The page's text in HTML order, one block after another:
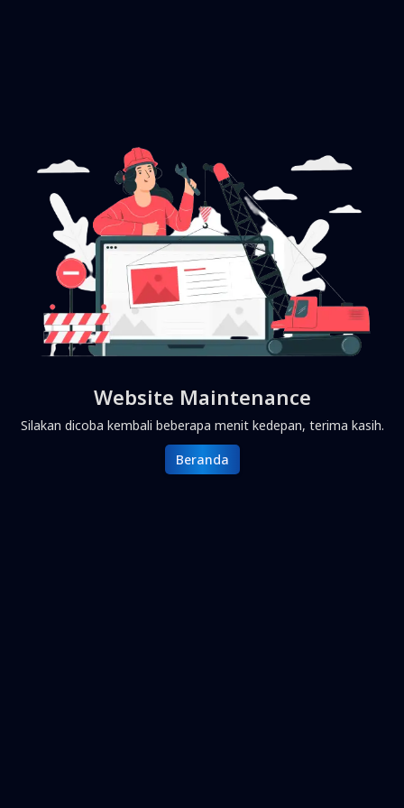
Website Maintenance
Silakan dicoba kembali beberapa menit kedepan, terima kasih.
Beranda